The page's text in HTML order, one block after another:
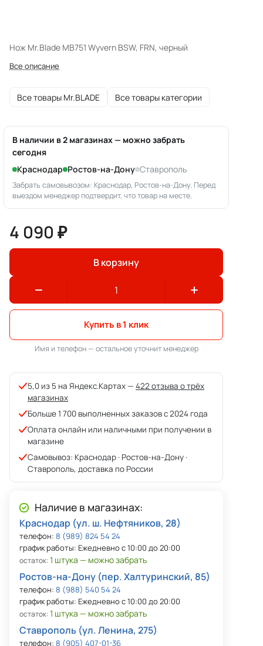
Нож Mr.Blade MB751 Wyvern BSW, FRN, черный
Все описание
Все товары Mr.BLADE Все товары категории
В наличии в 2 магазинах — можно забрать
сегодня
Краснодар Ростов-на-Дону Ставрополь
Забрать самовывозом: Краснодар, Ростов-на-Дону. Перед
выездом менеджер подтвердит, что товар на месте.
4 090 ₽
В корзину
Купить в 1 клик
Имя и телефон — остальное уточнит менеджер
5,0 из 5 на Яндекс.Картах — 422 отзыва о трёх
магазинах
Больше 1 700 выполненных заказов с 2024 года
Оплата онлайн или наличными при получении в
магазине
Самовывоз: Краснодар · Ростов-на-Дону ·
Ставрополь, доставка по России
Наличие в магазинах:
Краснодар (ул. ш. Нефтяников, 28)
телефон: 8 (989) 824 54 24
график работы: Ежедневно с 10:00 до 20:00
остаток:1 штука — можно забрать
Ростов-на-Дону (пер. Халтуринский, 85)
телефон: 8 (988) 540 54 24
график работы: Ежедневно с 10:00 до 20:00
остаток:1 штука — можно забрать
Ставрополь (ул. Ленина, 275)
телефон: 8 (905) 407-01-36